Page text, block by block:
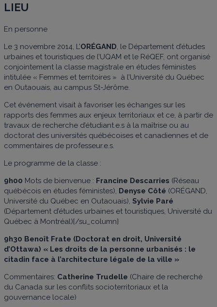
LIEU
En personne
Le 3 novembre 2014, L’ORÉGAND , le Département d’études
urbaines et touristiques de l’UQAM et le RéQEF, ont organisé
conjointement la classe magistrale en études féministes
intitulée « Femmes et territoires » à l’Université du Québec
en Outaouais, au campus St-Jérôme.
Cet événement visait à favoriser les échanges sur les
rapports des femmes aux enjeux territoriaux et ce, à partir de
travaux de recherche d’étudiant.e.s à la maîtrise ou au
doctorat des universités québécoises et canadiennes et de
commentaires de professeur.e.s.
Le programme de la classe :
9h00 Mots de bienvenue : Francine Descarries (Réseau
québécois en études féministes), Denyse Côté (ORÉGAND,
Université du Québec en Outaouais), Sylvie Paré
(Département d’études urbaines et touristiques, Université du
Québec à Montréal)[/su_column]
9h30 Benoît Frate (Doctorat en droit, Université
d’Ottawa) « Les droits de la personne urbanisés : le
citadin face à l’architecture légale de la ville »
Commentaires: Catherine Trudelle (Chaire de recherché
du Canada sur les conflits socioterritoriaux et la
gouvernance locale)